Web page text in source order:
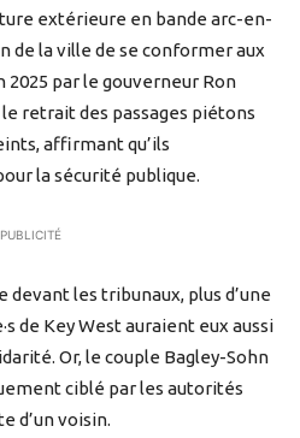
extérieure en bande arc-en-
de la ville de se conformer aux
par le gouverneur Ron
retrait des passages piétons
affirmant qu’ils
la sécurité publique.
PUBLICITÉ
devant les tribunaux, plus d’une
de Key West auraient eux aussi
Or, le couple Bagley-Sohn
ciblé par les autorités
d’un voisin.